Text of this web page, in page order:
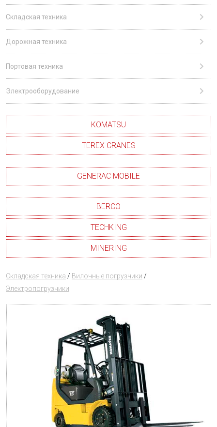
Складская техника
Дорожная техника
Портовая техника
Электрооборудование
KOMATSU
TEREX CRANES
GENERAC MOBILE
BERCO
TECHKING
MINERING
Складская техника / Вилочные погрузчики /
Электропогрузчики